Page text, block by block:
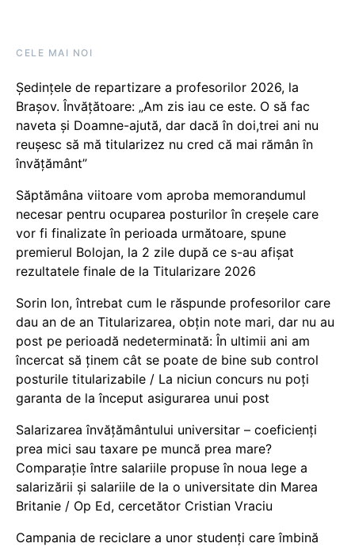
CELE MAI NOI
Ședințele de repartizare a profesorilor 2026, la
Brașov. Învățătoare: „Am zis iau ce este. O să fac
naveta și Doamne-ajută, dar dacă în doi,trei ani nu
reușesc să mă titularizez nu cred că mai rămân în
învățământ”
Săptămâna viitoare vom aproba memorandumul
necesar pentru ocuparea posturilor în creșele care
vor fi finalizate în perioada următoare, spune
premierul Bolojan, la 2 zile după ce s-au afișat
rezultatele finale de la Titularizare 2026
Sorin Ion, întrebat cum le răspunde profesorilor care
dau an de an Titularizarea, obțin note mari, dar nu au
post pe perioadă nedeterminată: În ultimii ani am
încercat să ținem cât se poate de bine sub control
posturile titularizabile / La niciun concurs nu poți
garanta de la început asigurarea unui post
Salarizarea învățământului universitar – coeficienți
prea mici sau taxare pe muncă prea mare?
Comparație între salariile propuse în noua lege a
salarizării și salariile de la o universitate din Marea
Britanie / Op Ed, cercetător Cristian Vraciu
Campania de reciclare a unor studenți care îmbină